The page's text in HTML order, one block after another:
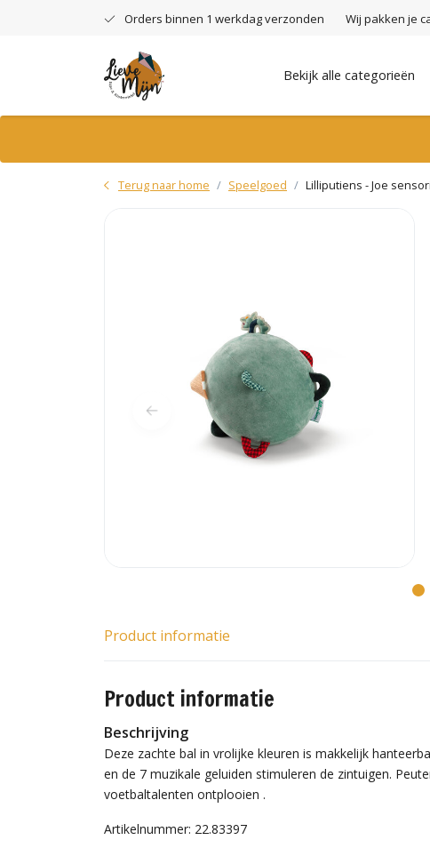
Orders binnen 1 werkdag verzonden Wij pakken je
Bekijk alle categorieën
Terug naar home Speelgoed Lilliputiens - Joe
Product informatie
Product informatie
Beschrijving
Deze zachte bal in vrolijke kleuren is makkelijk
en de 7 muzikale geluiden stimuleren de zintuigen.
voetbaltalenten ontplooien .
Artikelnummer: 22.83397